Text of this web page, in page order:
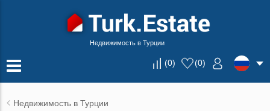
Недвижимость в Турции
(0) (0)
Недвижимость в Турции